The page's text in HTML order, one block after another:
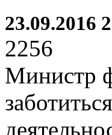
23.09.2016
2256
Министр